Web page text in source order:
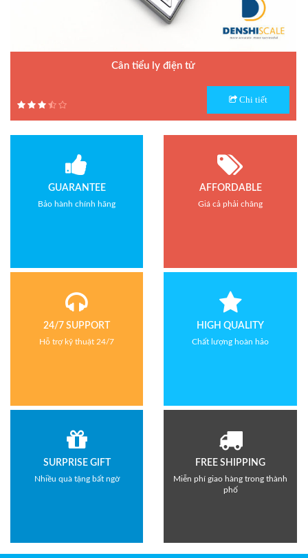
Cân tiểu ly điện tử
Hãng sản xuất : Jadever
Chi tiết
GUARANTEE
Bảo hành chính hãng
AFFORDABLE
Giá cả phải chăng
24/7 SUPPORT
Hỗ trợ kỹ thuật 24/7
HIGH QUALITY
Chất lượng hoàn hảo
SURPRISE GIFT
Nhiều quà tặng bất ngờ
FREE SHIPPING
Miễn phí giao hàng trong thành
phố